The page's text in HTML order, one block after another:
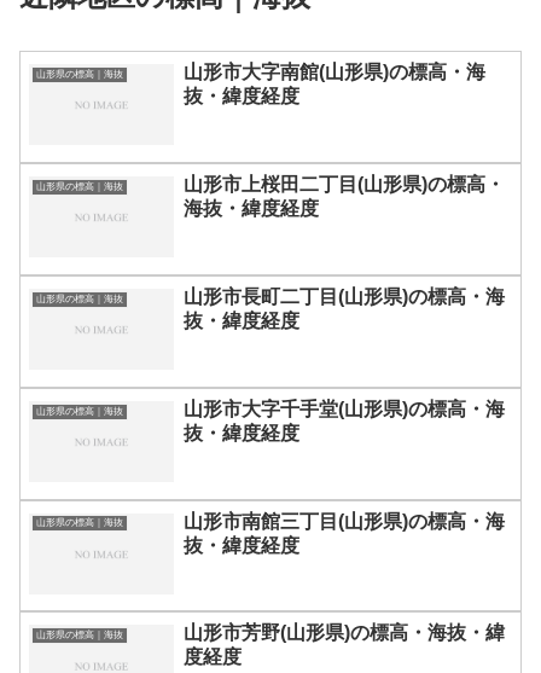
山形県の標高｜海抜
山形市大字南館(山形県)の標高・海
抜・緯度経度
山形県の標高｜海抜
山形市上桜田二丁目(山形県)の標高・
海抜・緯度経度
山形県の標高｜海抜
山形市長町二丁目(山形県)の標高・海
抜・緯度経度
山形県の標高｜海抜
山形市大字千手堂(山形県)の標高・海
抜・緯度経度
山形県の標高｜海抜
山形市南館三丁目(山形県)の標高・海
抜・緯度経度
山形県の標高｜海抜
山形市芳野(山形県)の標高・海抜・緯
度経度